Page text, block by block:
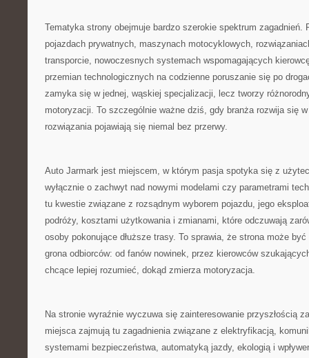
Tematyka strony obejmuje bardzo szerokie spektrum zagadnień.
pojazdach prywatnych, maszynach motocyklowych,
transporcie, nowoczesnych systemach wspomagających
przemian technologicznych na codzienne poruszanie się po
zamyka się w jednej, wąskiej specjalizacji, lecz tworzy
motoryzacji. To szczególnie ważne dziś, gdy branża rozwija się
rozwiązania pojawiają się niemal bez przerwy.
Auto Jarmark jest miejscem, w którym pasja spotyka się z
wyłącznie o zachwyt nad nowymi modelami czy parametrami
tu kwestie związane z rozsądnym wyborem pojazdu, jego
podróży, kosztami użytkowania i zmianami, które odczuwają
osoby pokonujące dłuższe trasy. To sprawia, że strona może
grona odbiorców: od fanów nowinek, przez kierowców
chcące lepiej rozumieć, dokąd zmierza motoryzacja.
Na stronie wyraźnie wyczuwa się zainteresowanie przyszłością
miejsca zajmują tu zagadnienia związane z elektryfikacją,
systemami bezpieczeństwa, automatyką jazdy, ekologią i